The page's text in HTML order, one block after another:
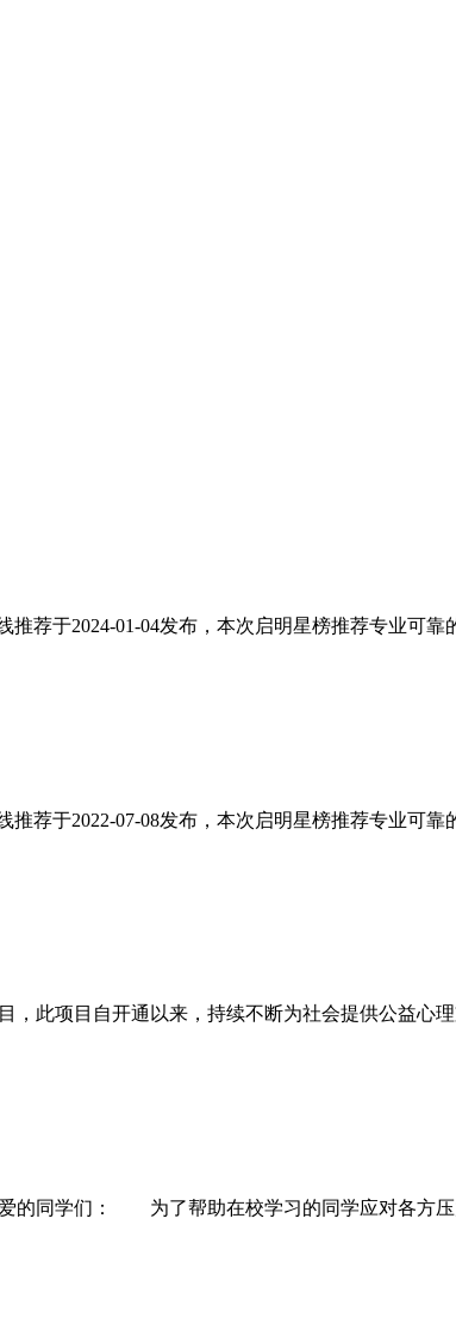
荐于2024-01-04发布，本次启明星榜推荐专业可
荐于2022-07-08发布，本次启明星榜推荐专业可
此项目自开通以来，持续不断为社会提供公益心
的同学们： 为了帮助在校学习的同学应对各方